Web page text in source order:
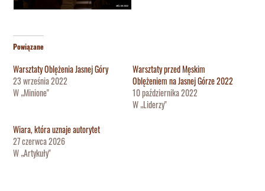
Powiązane
Warsztaty Oblężenia Jasnej Góry
23 września 2022
W „Minione"
Warsztaty przed Męskim
Oblężeniem na Jasnej Górze 2022
10 października 2022
W „Liderzy"
Wiara, która uznaje autorytet
27 czerwca 2026
W „Artykuły"